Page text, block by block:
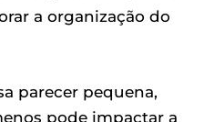
a organização do
parecer pequena,
pode impactar a